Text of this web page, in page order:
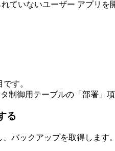
ていないユーザー アプリを
す。
制御用テーブルの「部署」
る
バックアップを取得します。